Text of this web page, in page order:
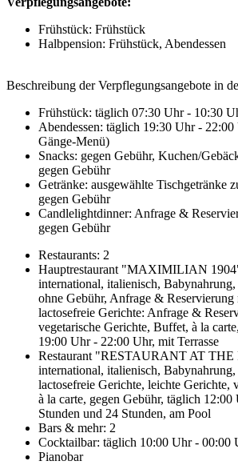
Frühstück: Frühstück
Halbpension: Frühstück, Abendessen
Beschreibung der Verpflegungsangebote in
Frühstück: täglich 07:30 Uhr - 10:30
Abendessen: täglich 19:30 Uhr -
Gänge-Menü)
Snacks: gegen Gebühr, Kuchen/
gegen Gebühr
Getränke: ausgewählte Tischgetränke
gegen Gebühr
Candlelightdinner: Anfrage &
gegen Gebühr
Restaurants: 2
Hauptrestaurant "MAXIMILIAN
international, italienisch,
ohne Gebühr, Anfrage & Reservierung
lactosefreie Gerichte: Anfrage &
vegetarische Gerichte, Buffet, à la
19:00 Uhr - 22:00 Uhr, mit Terrasse
Restaurant "RESTAURANT AT THE
international, italienisch,
lactosefreie Gerichte, leichte Gerichte,
à la carte, gegen Gebühr, täglich
Stunden und 24 Stunden, am Pool
Bars & mehr: 2
Cocktailbar: täglich 10:00 Uhr - 00:00
Pianobar